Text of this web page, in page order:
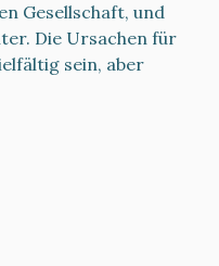
Gesellschaft, und
Die Ursachen für
sein, aber